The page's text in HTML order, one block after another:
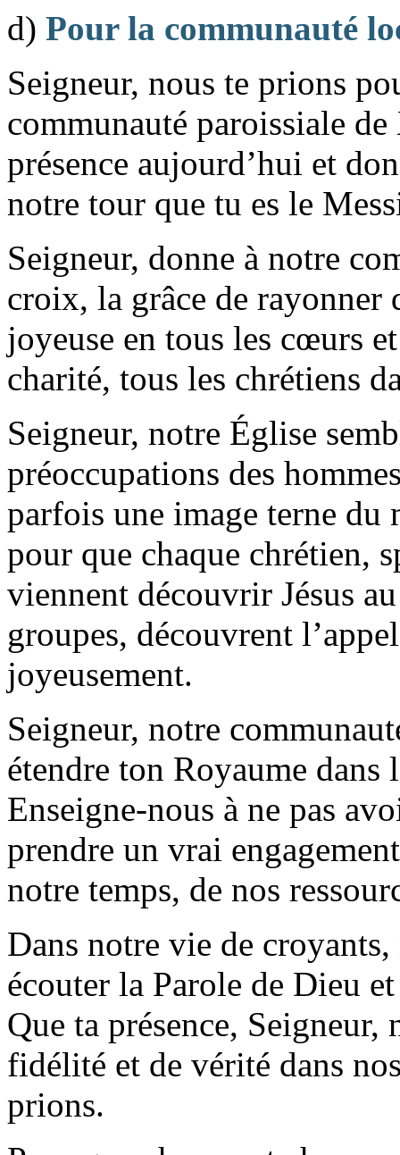
d) Pour la communauté
Seigneur, nous te prions
communauté paroissiale
présence aujourd’hui et
notre tour que tu es le
Seigneur, donne à notre
croix, la grâce de rayonner
joyeuse en tous les cœurs
charité, tous les chrétiens
Seigneur, notre Église
préoccupations des
parfois une image terne du
pour que chaque chrétien,
viennent découvrir Jésus
groupes, découvrent
joyeusement.
Seigneur, notre
étendre ton Royaume dans
Enseigne-nous à ne pas
prendre un vrai
notre temps, de nos
Dans notre vie de
écouter la Parole de Dieu
Que ta présence,
fidélité et de vérité dans
prions.